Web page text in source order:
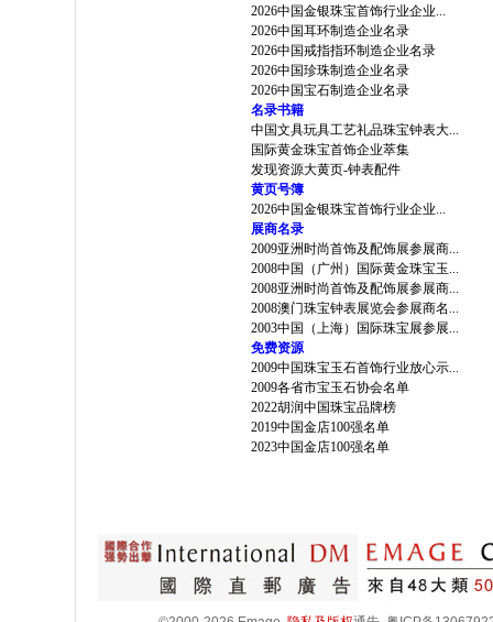
2026中国金银珠宝首饰行业企业...
2026中国耳环制造企业名录
2026中国戒指指环制造企业名录
2026中国珍珠制造企业名录
2026中国宝石制造企业名录
名录书籍
中国文具玩具工艺礼品珠宝钟表大...
国际黄金珠宝首饰企业萃集
发现资源大黄页-钟表配件
黄页号簿
2026中国金银珠宝首饰行业企业...
展商名录
2009亚洲时尚首饰及配饰展参展商...
2008中国（广州）国际黄金珠宝玉...
2008亚洲时尚首饰及配饰展参展商...
2008澳门珠宝钟表展览会参展商名...
2003中国（上海）国际珠宝展参展...
免费资源
2009中国珠宝玉石首饰行业放心示...
2009各省市宝玉石协会名单
2022胡润中国珠宝品牌榜
2019中国金店100强名单
2023中国金店100强名单